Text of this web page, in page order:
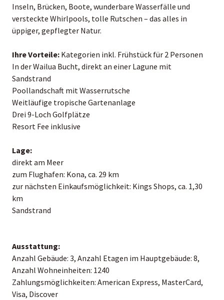
Inseln, Brücken, Boote, wunderbare Wasserfälle und
versteckte Whirlpools, tolle Rutschen – das alles in
üppiger, gepflegter Natur.
Ihre Vorteile: Kategorien inkl. Frühstück für 2 Personen
In der Wailua Bucht, direkt an einer Lagune mit
Sandstrand
Poollandschaft mit Wasserrutsche
Weitläufige tropische Gartenanlage
Drei 9-Loch Golfplätze
Resort Fee inklusive
Lage:
direkt am Meer
zum Flughafen: Kona, ca. 29 km
zur nächsten Einkaufsmöglichkeit: Kings Shops, ca. 1,30
km
Sandstrand
Ausstattung:
Anzahl Gebäude: 3, Anzahl Etagen im Hauptgebäude: 8,
Anzahl Wohneinheiten: 1240
Zahlungsmöglichkeiten: American Express, MasterCard,
Visa, Discover